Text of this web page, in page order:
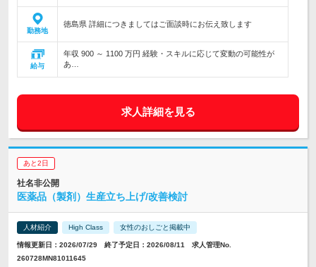
勤務地
徳島県 詳細につきましてはご面談時にお伝え致します
給与
年収 900 ～ 1100 万円 経験・スキルに応じて変動の可能性が
あ…
求人詳細を見る
あと2日
社名非公開
医薬品（製剤）生産立ち上げ/改善検討
人材紹介 High Class 女性のおしごと掲載中
情報更新日：2026/07/29 終了予定日：2026/08/11 求人管理No.
260728MN81011645